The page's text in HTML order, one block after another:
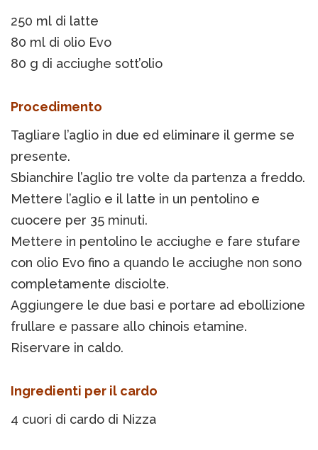
250 ml di latte
80 ml di olio Evo
80 g di acciughe sott’olio
Procedimento
Tagliare l’aglio in due ed eliminare il germe se
presente.
Sbianchire l’aglio tre volte da partenza a freddo.
Mettere l’aglio e il latte in un pentolino e
cuocere per 35 minuti.
Mettere in pentolino le acciughe e fare stufare
con olio Evo fino a quando le acciughe non sono
completamente disciolte.
Aggiungere le due basi e portare ad ebollizione
frullare e passare allo chinois etamine.
Riservare in caldo.
Ingredienti per il cardo
4 cuori di cardo di Nizza